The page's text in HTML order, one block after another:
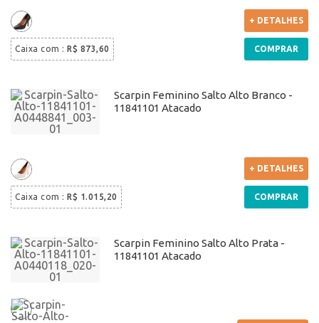
Caixa com : R$ 873,60
+ DETALHES
COMPRAR
Scarpin Feminino Salto Alto Branco -
11841101 Atacado
Caixa com : R$ 1.015,20
+ DETALHES
COMPRAR
Scarpin Feminino Salto Alto Prata -
11841101 Atacado